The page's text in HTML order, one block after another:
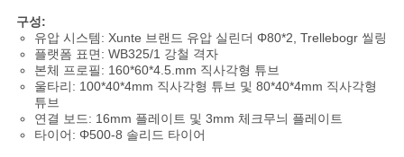
구성:
유압 시스템: Xunte 브랜드 유압 실린더 Φ80*2, Trellebogr 씰링
플랫폼 표면: WB325/1 강철 격자
본체 프로필: 160*60*4.5.mm 직사각형 튜브
울타리: 100*40*4mm 직사각형 튜브 및 80*40*4mm 직사각형
튜브
연결 보드: 16mm 플레이트 및 3mm 체크무늬 플레이트
타이어: Φ500-8 솔리드 타이어